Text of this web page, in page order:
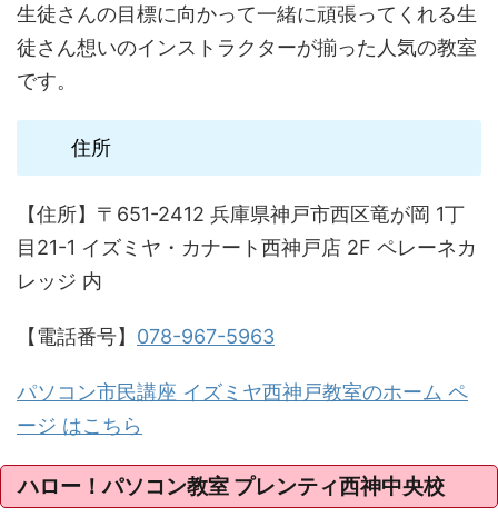
生徒さんの目標に向かって一緒に頑張ってくれる生
徒さん想いのインストラクターが揃った人気の教室
です。
住所
【住所】〒651-2412 兵庫県神戸市西区竜が岡 1丁
目21-1 イズミヤ・カナート西神戸店 2F ペレーネカ
レッジ 内
【電話番号】 078-967-5963
パソコン市民講座 イズミヤ西神戸教室のホーム ペ
ージ はこちら
ハロー！パソコン教室 プレンティ西神中央校